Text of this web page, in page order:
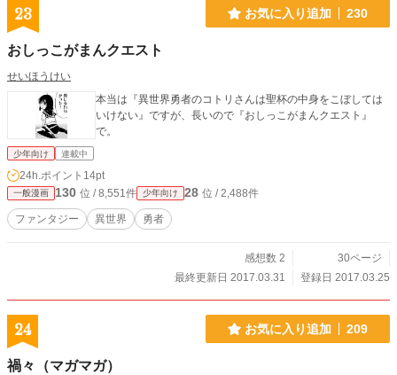
23 お気に入り追加 230
おしっこがまんクエスト
せいほうけい
本当は『異世界勇者のコトリさんは聖杯の中身をこぼしては
いけない』ですが、長いので『おしっこがまんクエスト』
で。
少年向け 連載中
24h.ポイント 14pt
一般漫画 130 位 / 8,551件 少年向け 28 位 / 2,488件
ファンタジー 異世界 勇者
感想数 2
30ページ
最終更新日 2017.03.31
登録日 2017.03.25
24 お気に入り追加 209
禍々（マガマガ）